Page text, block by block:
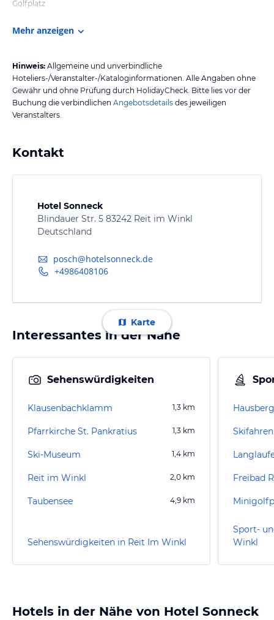
Golfplatz
Mehr anzeigen
Hinweis: Allgemeine und unverbindliche
Hoteliers-/Veranstalter-/Kataloginformationen. Alle Angaben ohne
Gewähr und ohne Prüfung durch HolidayCheck. Bitte lies vor der
Buchung die verbindlichen Angebotsdetails des jeweiligen
Veranstalters.
Kontakt
Hotel Sonneck
Blindauer Str. 5 83242 Reit im Winkl
Deutschland
posch@hotelsonneck.de
+4986408106
Karte
Interessantes in der Nähe
Sehenswürdigkeiten
Klausenbachklamm 1,3 km
Pfarrkirche St. Pankratius 1,3 km
Ski-Museum 1,4 km
Reit im Winkl 2,0 km
Taubensee 4,9 km
Sehenswürdigkeiten in Reit Im Winkl
Skifahren
Freibad
Sport-
Winkl
Hotels in der Nähe von Hotel Sonneck